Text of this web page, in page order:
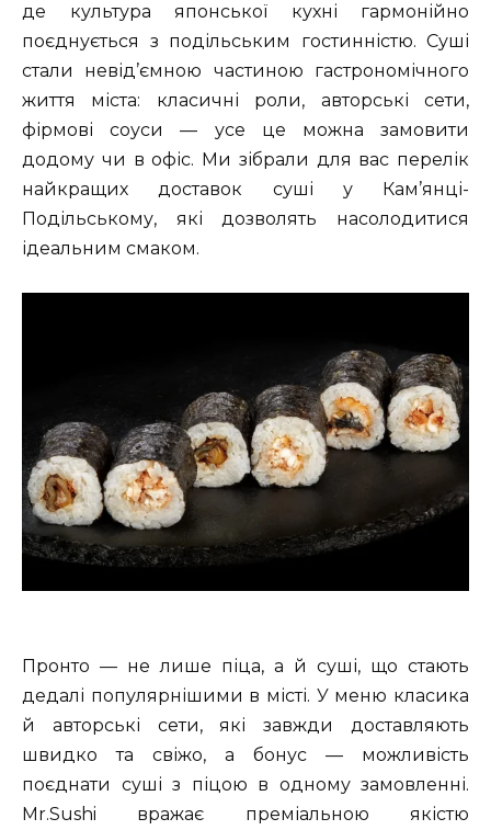
де культура японської кухні гармонійно
поєднується з подільським гостинністю. Суші
стали невід’ємною частиною гастрономічного
життя міста: класичні роли, авторські сети,
фірмові соуси — усе це можна замовити
додому чи в офіс. Ми зібрали для вас перелік
найкращих доставок суші у Кам’янці-
Подільському, які дозволять насолодитися
ідеальним смаком.
Пронто — не лише піца, а й суші, що стають
дедалі популярнішими в місті. У меню класика
й авторські сети, які завжди доставляють
швидко та свіжо, а бонус — можливість
поєднати суші з піцою в одному замовленні.
Mr.Sushi вражає преміальною якістю